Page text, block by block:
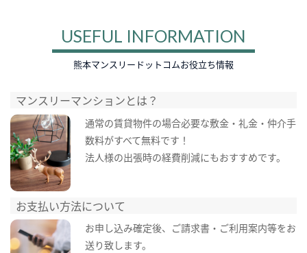
USEFUL INFORMATION
熊本マンスリードットコムお役立ち情報
マンスリーマンションとは？
通常の賃貸物件の場合必要な敷金・礼金・仲介手
数料がすべて無料です！
法人様の出張時の経費削減にもおすすめです。
お支払い方法について
お申し込み確定後、ご請求書・ご利用案内等をお
送り致します。